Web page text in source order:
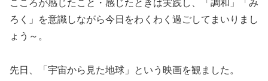
こころが感じたこと・感じたときは実践し、「調和」「み
ろく」を意識しながら今日をわくわく過ごしてまいりまし
ょう～。
先日、「宇宙から見た地球」という映画を観ました。